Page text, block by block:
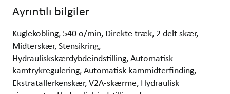
Ayrıntılı bilgiler
Kuglekobling, 540 o/min, Direkte træk, 2 delt skær,
Midterskær, Stensikring,
Hydrauliskskærdybdeindstilling, Automatisk
kamtrykregulering, Automatisk kammidterfinding,
Ekstratallerkenskær, V2A-skærme, Hydraulisk